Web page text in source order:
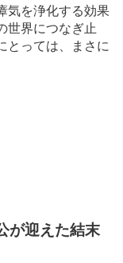
気を浄化する効果
世界につなぎ止
とっては、まさに
が迎えた結末